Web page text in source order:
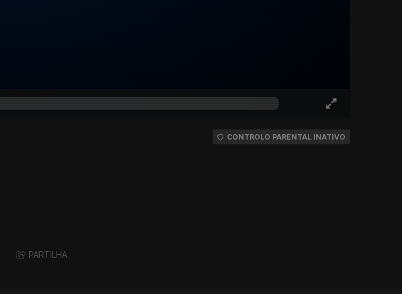
CONTROLO PARENTAL INATIVO
PARTILHA